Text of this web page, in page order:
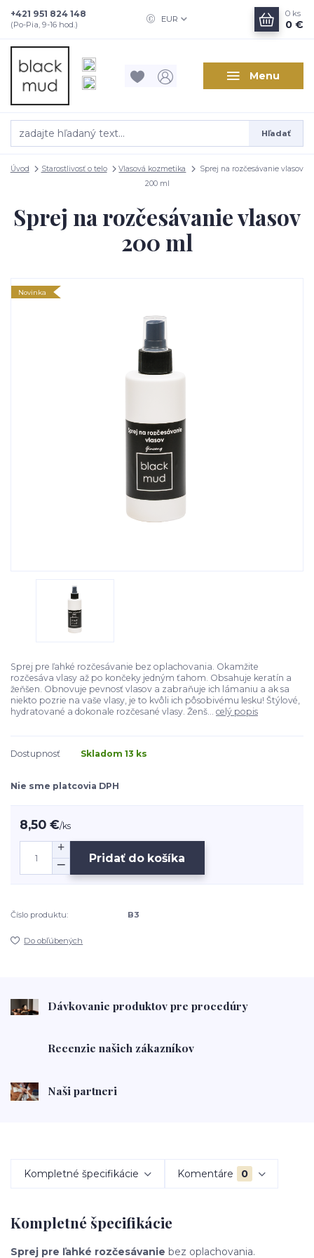
Menu
EUR
Hľadať
+421 951 824 148
(Po-Pia, 9-16 hod.)
0 ks
0 €
Úvod Starostlivosť o telo Vlasová kozmetika
Sprej na rozčesávanie vlasov
200 ml
Sprej na rozčesávanie vlasov
200 ml
Novinka
Sprej pre ľahké rozčesávanie bez oplachovania. Okamžite
rozčesáva vlasy až po končeky jedným ťahom. Obsahuje keratín a
žeňšen. Obnovuje pevnosť vlasov a zabraňuje ich lámaniu a ak sa
niekto pozrie na vaše vlasy, je to kvôli ich pôsobivému lesku! Štýlové,
hydratované a dokonale rozčesané vlasy. Ženš... celý popis
Dostupnosť Skladom 13 ks
Nie sme platcovia DPH
8,50 €/ks
Pridať do košíka
Číslo produktu: B3
Do obľúbených
Dávkovanie produktov pre procedúry
Recenzie našich zákazníkov
Naši partneri
Kompletné špecifikácie Komentáre 0
Kompletné špecifikácie
Sprej pre ľahké rozčesávanie bez oplachovania.